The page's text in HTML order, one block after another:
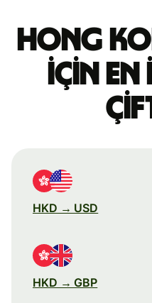
Hong
için
HKD → USD
HKD → GBP